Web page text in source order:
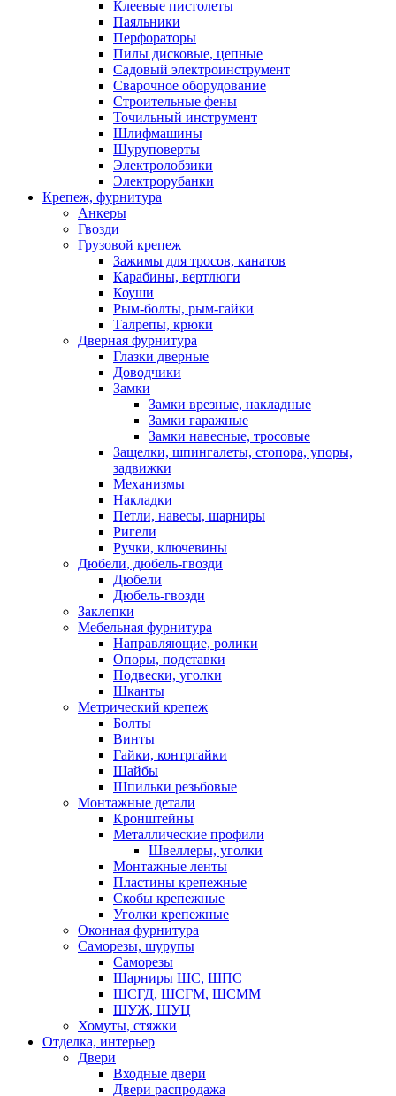
Клеевые пистолеты
Паяльники
Перфораторы
Пилы дисковые, цепные
Садовый электроинструмент
Сварочное оборудование
Строительные фены
Точильный инструмент
Шлифмашины
Шуруповерты
Электролобзики
Электрорубанки
Крепеж, фурнитура
Анкеры
Гвозди
Грузовой крепеж
Зажимы для тросов, канатов
Карабины, вертлюги
Коуши
Рым-болты, рым-гайки
Талрепы, крюки
Дверная фурнитура
Глазки дверные
Доводчики
Замки
Замки врезные, накладные
Замки гаражные
Замки навесные, тросовые
Защелки, шпингалеты, стопора, упоры,
задвижки
Механизмы
Накладки
Петли, навесы, шарниры
Ригели
Ручки, ключевины
Дюбели, дюбель-гвозди
Дюбели
Дюбель-гвозди
Заклепки
Мебельная фурнитура
Направляющие, ролики
Опоры, подставки
Подвески, уголки
Шканты
Метрический крепеж
Болты
Винты
Гайки, контргайки
Шайбы
Шпильки резьбовые
Монтажные детали
Кронштейны
Металлические профили
Швеллеры, уголки
Монтажные ленты
Пластины крепежные
Скобы крепежные
Уголки крепежные
Оконная фурнитура
Саморезы, шурупы
Саморезы
Шарниры ШС, ШПС
ШСГД, ШСГМ, ШСММ
ШУЖ, ШУЦ
Хомуты, стяжки
Отделка, интерьер
Двери
Входные двери
Двери распродажа